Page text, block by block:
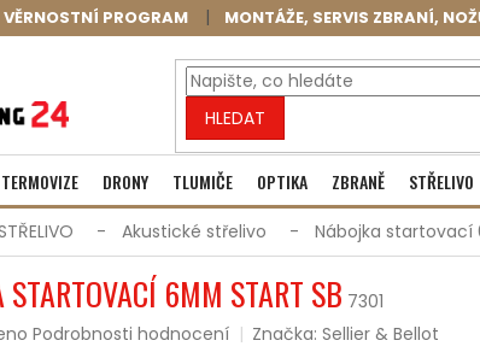
VĚRNOSTNÍ PROGRAM MONTÁŽE, SERVIS ZBRANÍ,
HLEDAT
TERMOVIZE DRONY TLUMIČE OPTIKA ZBRANĚ STŘELIVO
Akustické střelivo Nábojka startovací
STARTOVACÍ 6MM START SB 7301
Podrobnosti hodnocení Značka:Sellier & Bellot